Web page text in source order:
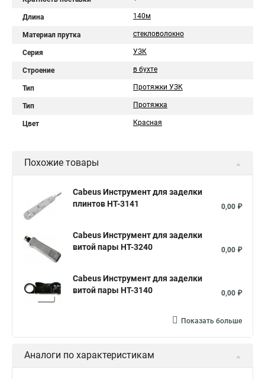
Длина 140м
Материал прутка стекловолокно
Серия УЗК
Строение в бухте
Тип Протяжки УЗК
Тип Протяжка
Цвет Красная
Похожие товары
Cabeus Инструмент для заделки
плинтов HT-3141
0,00 ₽
Cabeus Инструмент для заделки
витой пары HT-3240
0,00 ₽
Cabeus Инструмент для заделки
витой пары HT-3140
0,00 ₽
Показать больше
Аналоги по характеристикам